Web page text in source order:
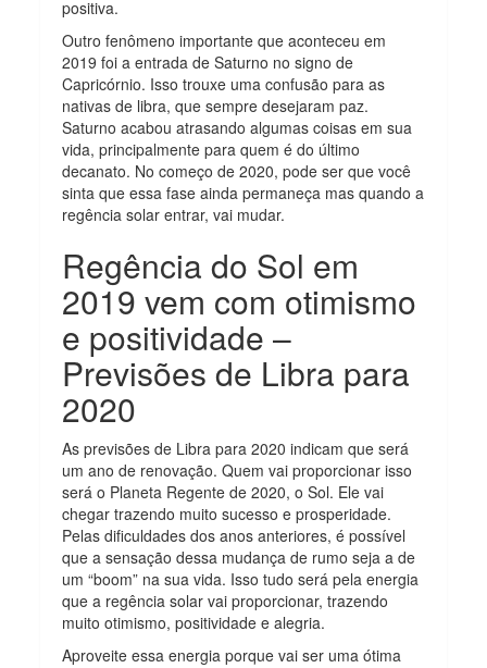
positiva.
Outro fenômeno importante que aconteceu em
2019 foi a entrada de Saturno no signo de
Capricórnio. Isso trouxe uma confusão para as
nativas de libra, que sempre desejaram paz.
Saturno acabou atrasando algumas coisas em sua
vida, principalmente para quem é do último
decanato. No começo de 2020, pode ser que você
sinta que essa fase ainda permaneça mas quando a
regência solar entrar, vai mudar.
Regência do Sol em
2019 vem com otimismo
e positividade –
Previsões de Libra para
2020
As previsões de Libra para 2020 indicam que será
um ano de renovação. Quem vai proporcionar isso
será o Planeta Regente de 2020, o Sol. Ele vai
chegar trazendo muito sucesso e prosperidade.
Pelas dificuldades dos anos anteriores, é possível
que a sensação dessa mudança de rumo seja a de
um “boom” na sua vida. Isso tudo será pela energia
que a regência solar vai proporcionar, trazendo
muito otimismo, positividade e alegria.
Aproveite essa energia porque vai ser uma ótima